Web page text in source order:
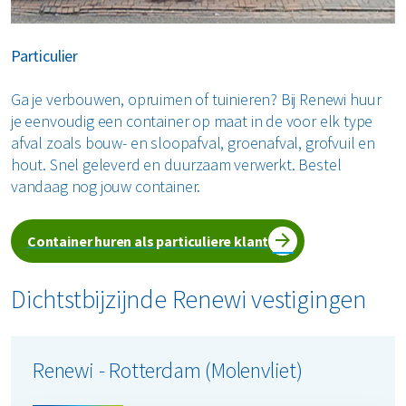
Een container huren in omliggende
plaatsen in gemeente Hoeksche
waard
Naast Oud-Beijerland, Numansdorp en Strijen zijn we ook
actief in de omliggende plaatsen in de gemeente
Hoeksche waard:
Puttershoek
's-Gravendeel
Mijnheerenland
Maasdam
Heinenoord
Westmaas
Zuid-Beijerland
Particulier
Ga je verbouwen, opruimen of tuinieren? Bij Renewi huur
je eenvoudig een container op maat in de voor elk type
afval zoals bouw- en sloopafval, groenafval, grofvuil en
hout. Snel geleverd en duurzaam verwerkt. Bestel
vandaag nog jouw container.
Container huren als particuliere klant
Dichtstbijzijnde Renewi vestigingen
Renewi - Rotterdam (Molenvliet)